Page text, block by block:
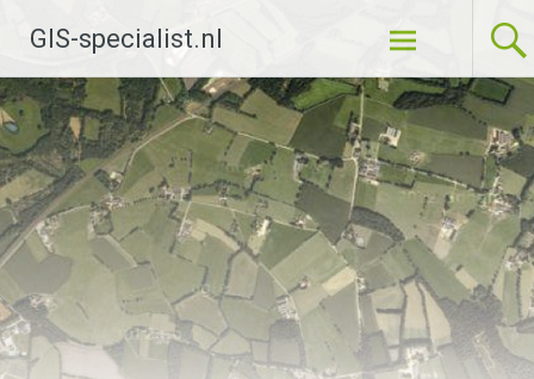
naar
de
inhoud
GIS-specialist.nl